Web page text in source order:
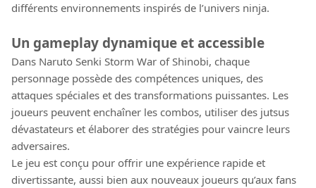
différents environnements inspirés de l’univers ninja.
Un gameplay dynamique et accessible
Dans Naruto Senki Storm War of Shinobi, chaque
personnage possède des compétences uniques, des
attaques spéciales et des transformations puissantes. Les
joueurs peuvent enchaîner les combos, utiliser des jutsus
dévastateurs et élaborer des stratégies pour vaincre leurs
adversaires.
Le jeu est conçu pour offrir une expérience rapide et
divertissante, aussi bien aux nouveaux joueurs qu’aux fans